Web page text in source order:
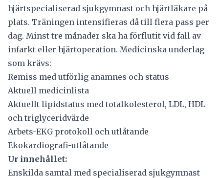
hjärtspecialiserad sjukgymnast och hjärtläkare på
plats. Träningen intensifieras då till flera pass per
dag. Minst tre månader ska ha förflutit vid fall av
infarkt eller hjärtoperation. Medicinska underlag
som krävs:
Remiss med utförlig anamnes och status
Aktuell medicinlista
Aktuellt lipidstatus med totalkolesterol, LDL, HDL
och triglyceridvärde
Arbets-EKG protokoll och utlåtande
Ekokardiografi-utlåtande
Ur innehållet:
Enskilda samtal med specialiserad sjukgymnast